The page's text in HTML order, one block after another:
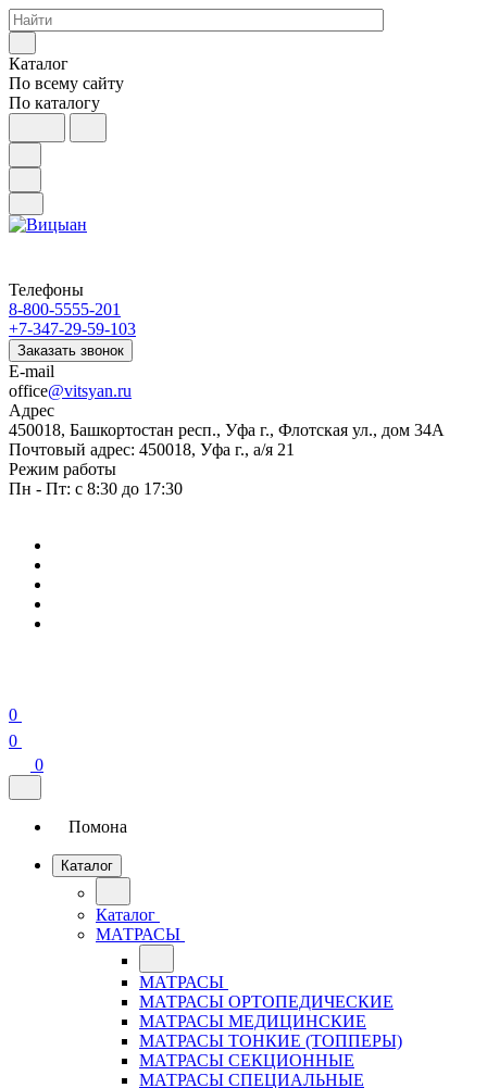
Каталог
По всему сайту
По каталогу
Телефоны
8-800-5555-201
+7-347-29-59-103
Заказать звонок
E-mail
office@vitsyan.ru
Адрес
450018, Башкортостан респ., Уфа г., Флотская ул., дом 34А
Почтовый адрес: 450018, Уфа г., а/я 21
Режим работы
Пн - Пт: с 8:30 до 17:30
0
0
0
Помона
Каталог
Каталог
МАТРАСЫ
МАТРАСЫ
МАТРАСЫ ОРТОПЕДИЧЕСКИЕ
МАТРАСЫ МЕДИЦИНСКИЕ
МАТРАСЫ ТОНКИЕ (ТОППЕРЫ)
МАТРАСЫ СЕКЦИОННЫЕ
МАТРАСЫ СПЕЦИАЛЬНЫЕ